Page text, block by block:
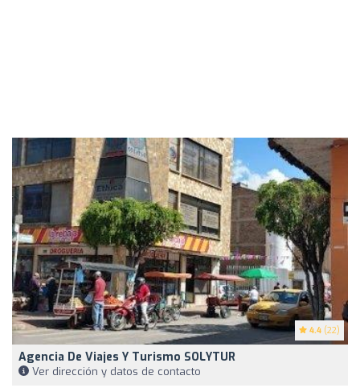
4.4 (22)
Agencia De Viajes Y Turismo SOLYTUR
Ver dirección y datos de contacto